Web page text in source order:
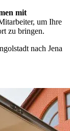
mit
um Ihre
zu bringen.
nach Jena